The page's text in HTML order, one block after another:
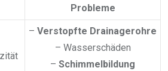
Probleme
– Verstopfte Drainagerohre
– Wasserschäden
– Schimmelbildung